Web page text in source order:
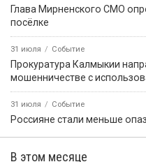
Глава Мирненского СМО
посёлке
31 июля Событие
Прокуратура Калмыкии
мошенничестве с
31 июля Событие
Россияне стали меньше
В этом месяце